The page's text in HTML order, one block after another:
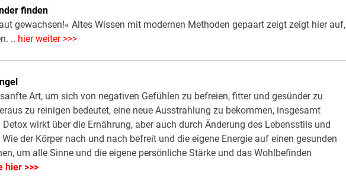
finden
gewachsen!« Altes Wissen mit modernen Methoden gepaart zeigt zeigt hier auf,
.. hier weiter >>>
Art, um sich von negativen Gefühlen zu befreien, fitter und gesünder zu
zu reinigen bedeutet, eine neue Ausstrahlung zu bekommen, insgesamt
wirkt über die Ernährung, aber auch durch Änderung des Lebensstils und
der Körper nach und nach befreit und die eigene Energie auf einen gesunden
um alle Sinne und die eigene persönliche Stärke und das Wohlbefinden
hier >>>